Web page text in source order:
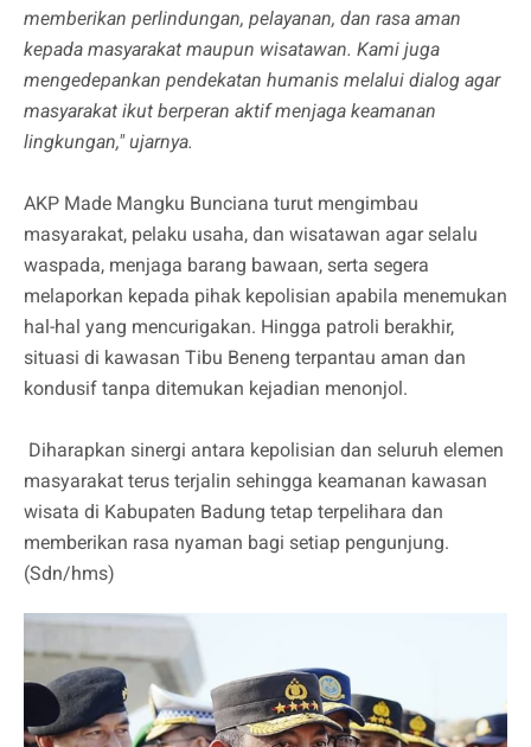
memberikan perlindungan, pelayanan, dan rasa aman
kepada masyarakat maupun wisatawan. Kami juga
mengedepankan pendekatan humanis melalui dialog agar
masyarakat ikut berperan aktif menjaga keamanan
lingkungan," ujarnya.
AKP Made Mangku Bunciana turut mengimbau
masyarakat, pelaku usaha, dan wisatawan agar selalu
waspada, menjaga barang bawaan, serta segera
melaporkan kepada pihak kepolisian apabila menemukan
hal-hal yang mencurigakan. Hingga patroli berakhir,
situasi di kawasan Tibu Beneng terpantau aman dan
kondusif tanpa ditemukan kejadian menonjol.
Diharapkan sinergi antara kepolisian dan seluruh elemen
masyarakat terus terjalin sehingga keamanan kawasan
wisata di Kabupaten Badung tetap terpelihara dan
memberikan rasa nyaman bagi setiap pengunjung.
(Sdn/hms)